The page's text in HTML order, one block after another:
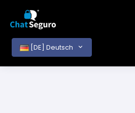
[DE] Deutsch